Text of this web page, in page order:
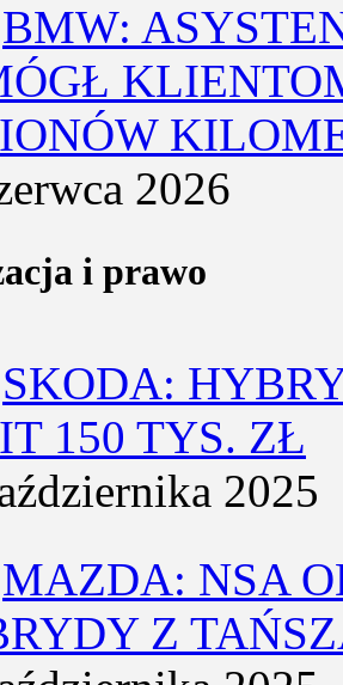
BMW:
2026
i prawo
SKODA:
150 TYS. ZŁ
2025
MAZDA: NSA
Z